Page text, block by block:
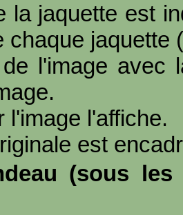
la jaquette est
chaque jaquette (
l'image avec
l'image l'affiche.
est
(sous